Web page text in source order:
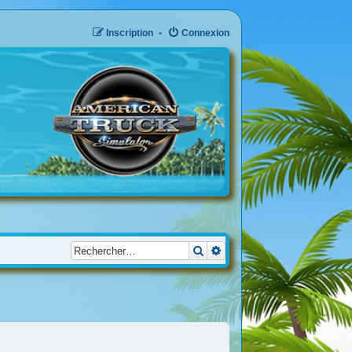
Connexion
Inscription
Rechercher
Recherche avancée